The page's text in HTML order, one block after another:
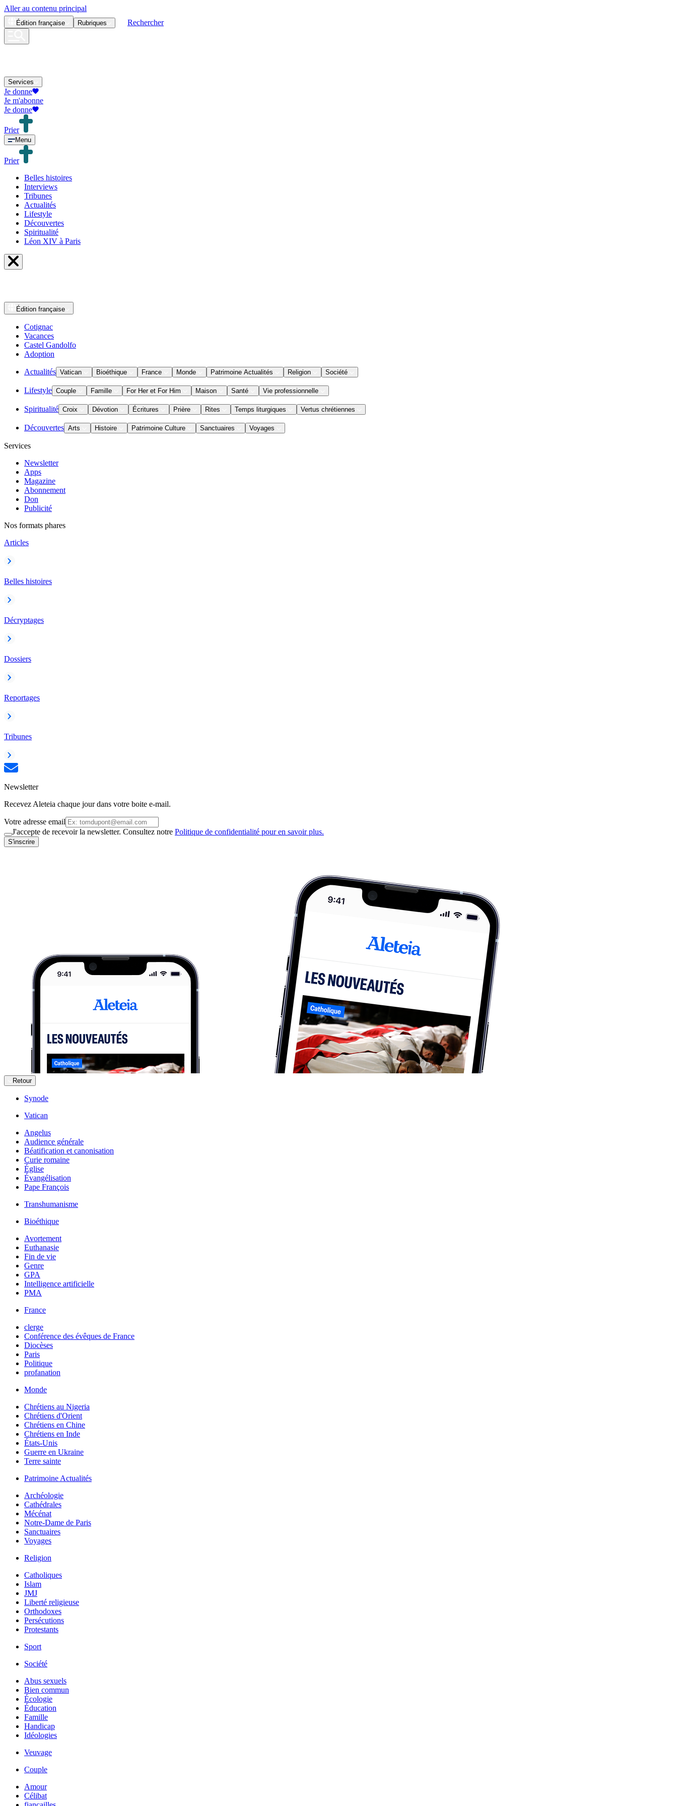
Aller au contenu principal
Édition française Rubriques Rechercher
Services
Je donne
Je m'abonne
Je donne
Prier
Menu
Prier
Belles histoires
Interviews
Tribunes
Actualités
Lifestyle
Découvertes
Spiritualité
Léon XIV à Paris
Édition française
Cotignac
Vacances
Castel Gandolfo
Adoption
Actualités Vatican Bioéthique France Monde Patrimoine Actualités Religion Société
Lifestyle Couple Famille For Her et For Him Maison Santé Vie professionnelle
Spiritualité Croix Dévotion Écritures Prière Rites Temps liturgiques Vertus chrétiennes
Découvertes Arts Histoire Patrimoine Culture Sanctuaires Voyages
Services
Newsletter
Apps
Magazine
Abonnement
Don
Publicité
Nos formats phares
Articles
Belles histoires
Décryptages
Dossiers
Reportages
Tribunes
Newsletter
Recevez Aleteia chaque jour dans votre boite e-mail.
Votre adresse email
J'accepte de recevoir la newsletter. Consultez notre Politique de confidentialité pour en savoir plus.
S'inscrire
Retour
Synode
Vatican
Angelus
Audience générale
Béatification et canonisation
Curie romaine
Église
Évangélisation
Pape François
Transhumanisme
Bioéthique
Avortement
Euthanasie
Fin de vie
Genre
GPA
Intelligence artificielle
PMA
France
clerge
Conférence des évêques de France
Diocèses
Paris
Politique
profanation
Monde
Chrétiens au Nigeria
Chrétiens d'Orient
Chrétiens en Chine
Chrétiens en Inde
États-Unis
Guerre en Ukraine
Terre sainte
Patrimoine Actualités
Archéologie
Cathédrales
Mécénat
Notre-Dame de Paris
Sanctuaires
Voyages
Religion
Catholiques
Islam
JMJ
Liberté religieuse
Orthodoxes
Persécutions
Protestants
Sport
Société
Abus sexuels
Bien commun
Écologie
Éducation
Famille
Handicap
Idéologies
Veuvage
Couple
Amour
Célibat